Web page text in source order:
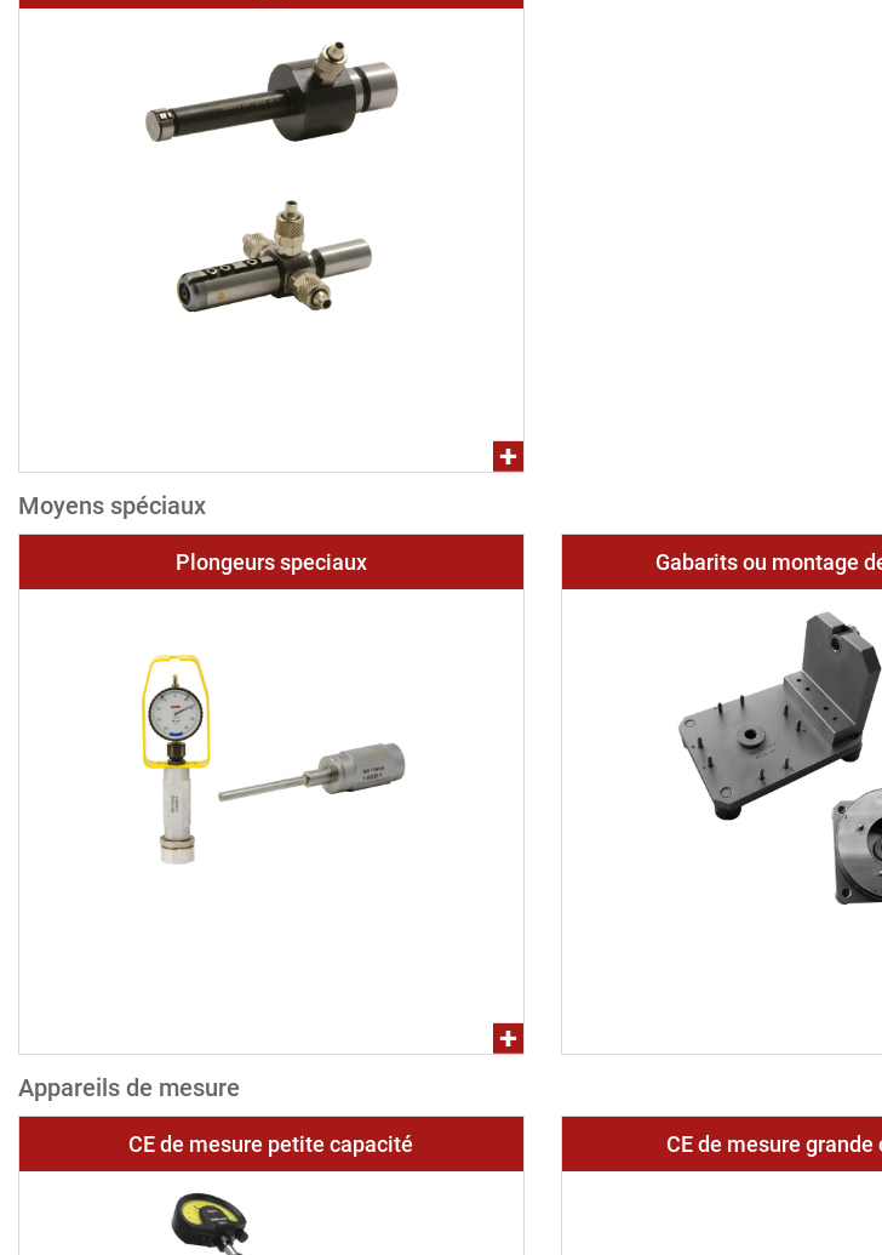
Moyens spéciaux
Plongeurs speciaux Gabarits ou montage
Appareils de mesure
CE de mesure petite capacité CE de mesure